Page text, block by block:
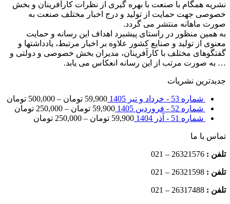
نشریه همگام با صنعت با بهره گیری از نظرات کارآفرینان و بخش
خصوصی جهت حمایت از تولید و درج اخبار مختلف صنعت به
صورت ماهانه منتشر می گردد.
به همین منظور در راستای پیشبرد اهداف این رسانه و حمایت
معنوی از تولید و صنایع کشور علاوه بر اخبار مرتبط، یادداشتها و
گفتگوهای مختلف با کارآفرینان، مدیران بخش خصوصی و دولتی و
… به صورت مرتب از این رسانه انعکاس می یابد.
جدیدترین نشریات
شماره 53 - خرداد و تیر 1405 59,900 تومان –
500,000 تومان
شماره 52 - فروردین 1405
59,900 تومان –
250,000 تومان
شماره 51 - آذر 1404
59,900 تومان –
250,000 تومان
تماس با ما
تلفن : 26321576 – 021
تلفن : 26321598 – 021
تلفن : 26317488 – 021